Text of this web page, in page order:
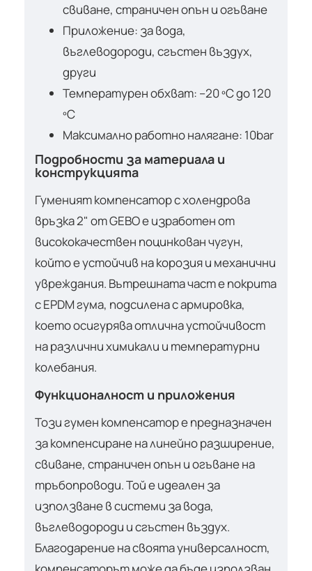
свиване, страничен опън и огъване
Приложение: за вода,
въглеводороди, сгъстен въздух,
други
Температурен обхват: –20 ºC до 120
ºC
Максимално работно налягане: 10bar
Подробности за материала и
конструкцията
Гуменият компенсатор с холендрова
връзка 2" от GEBO е изработен от
висококачествен поцинкован чугун,
който е устойчив на корозия и механични
увреждания. Вътрешната част е покрита
с EPDM гума, подсилена с армировка,
което осигурява отлична устойчивост
на различни химикали и температурни
колебания.
Функционалност и приложения
Този гумен компенсатор е предназначен
за компенсиране на линейно разширение,
свиване, страничен опън и огъване на
тръбопроводи. Той е идеален за
използване в системи за вода,
въглеводороди и сгъстен въздух.
Благодарение на своята универсалност,